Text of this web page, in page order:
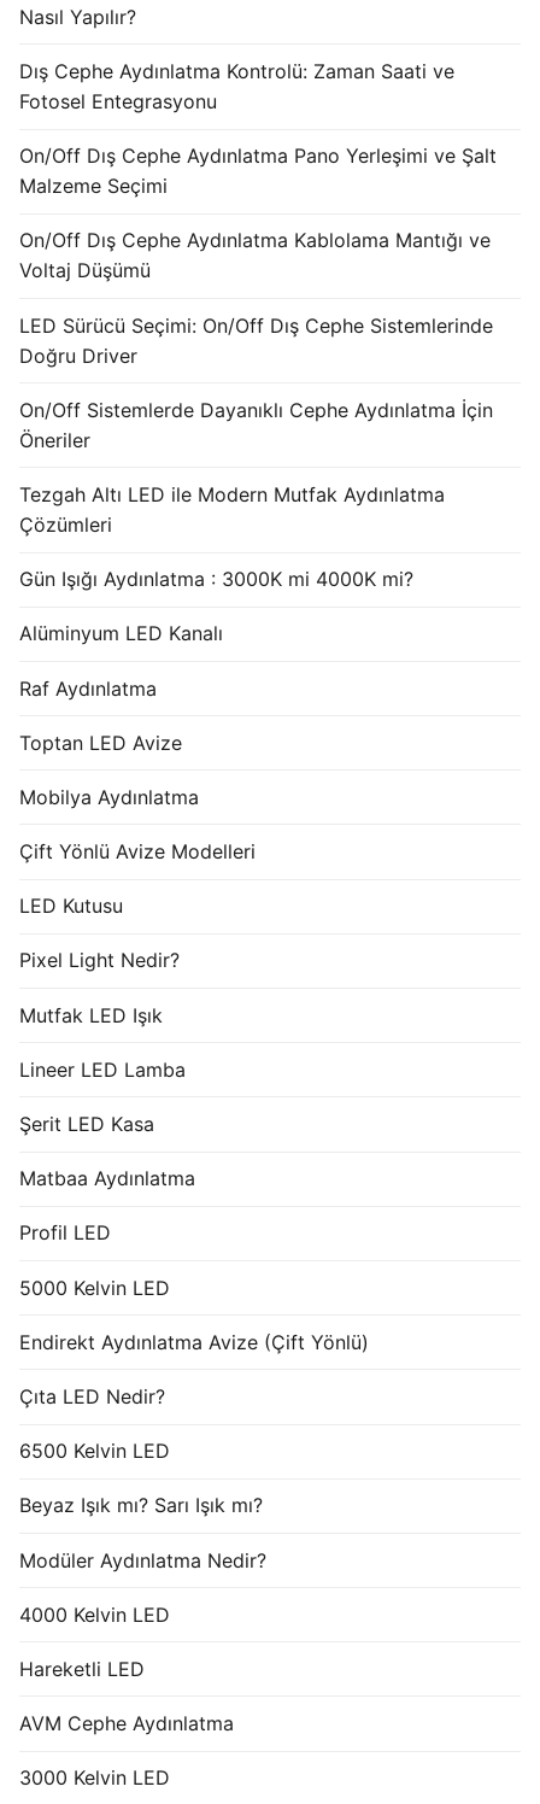
Russian
Nasıl Yapılır?
Dış Cephe Aydınlatma Kontrolü: Zaman Saati ve
Fotosel Entegrasyonu
On/Off Dış Cephe Aydınlatma Pano Yerleşimi ve Şalt
Malzeme Seçimi
On/Off Dış Cephe Aydınlatma Kablolama Mantığı ve
Voltaj Düşümü
LED Sürücü Seçimi: On/Off Dış Cephe Sistemlerinde
Doğru Driver
On/Off Sistemlerde Dayanıklı Cephe Aydınlatma İçin
Öneriler
Tezgah Altı LED ile Modern Mutfak Aydınlatma
Çözümleri
Gün Işığı Aydınlatma : 3000K mi 4000K mi?
Alüminyum LED Kanalı
Raf Aydınlatma
Toptan LED Avize
Mobilya Aydınlatma
Çift Yönlü Avize Modelleri
LED Kutusu
Pixel Light Nedir?
Mutfak LED Işık
Lineer LED Lamba
Şerit LED Kasa
Matbaa Aydınlatma
Profil LED
5000 Kelvin LED
Endirekt Aydınlatma Avize (Çift Yönlü)
Çıta LED Nedir?
6500 Kelvin LED
Beyaz Işık mı? Sarı Işık mı?
Modüler Aydınlatma Nedir?
4000 Kelvin LED
Hareketli LED
AVM Cephe Aydınlatma
3000 Kelvin LED